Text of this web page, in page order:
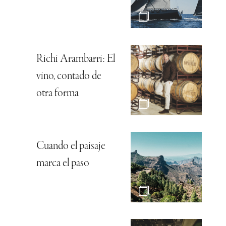
Richi Arambarri: El
vino, contado de
otra forma
Cuando el paisaje
marca el paso